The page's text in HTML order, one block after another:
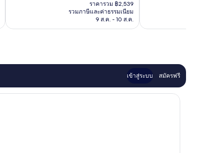
คือ
฿2,308
ราคารวม ฿2,539
รวมภาษีและค่าธรรมเนียม
9 ส.ค. - 10 ส.ค.
เข้าสู่ระบบ สมัครฟรี